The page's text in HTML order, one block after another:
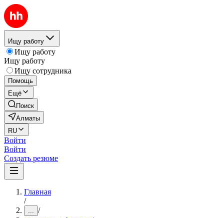
Ищу работу
Ищу работу
Ищу работу
Ищу сотрудника
Помощь
Ещё
Поиск
Алматы
RU
Войти
Войти
Создать резюме
Главная
/
... /